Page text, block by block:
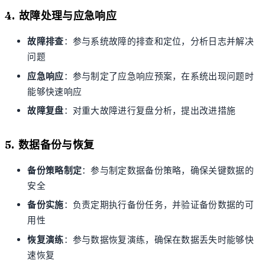
4. 故障处理与应急响应
故障排查：参与系统故障的排查和定位，分析日志并解决
问题
应急响应：参与制定了应急响应预案，在系统出现问题时
能够快速响应
故障复盘：对重大故障进行复盘分析，提出改进措施
5. 数据备份与恢复
备份策略制定：参与制定数据备份策略，确保关键数据的
安全
备份实施：负责定期执行备份任务，并验证备份数据的可
用性
恢复演练：参与数据恢复演练，确保在数据丢失时能够快
速恢复